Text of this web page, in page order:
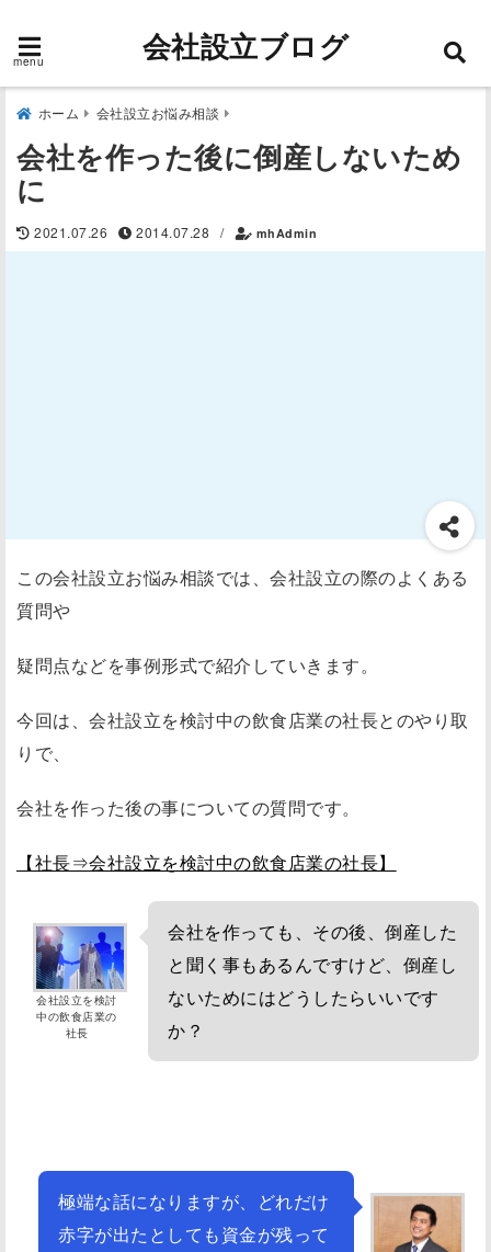
menu 会社設立ブログ
ホーム 会社設立お悩み相談
会社を作った後に倒産しないため
に
2021.07.26 2014.07.28 / mhAdmin
この会社設立お悩み相談では、会社設立の際のよくある
質問や
疑問点などを事例形式で紹介していきます。
今回は、会社設立を検討中の飲食店業の社長とのやり取
りで、
会社を作った後の事についての質問です。
【社長⇒会社設立を検討中の飲食店業の社長】
会社を作っても、その後、倒産した
と聞く事もあるんですけど、倒産し
ないためにはどうしたらいいです
か？
会社設立を検討
中の飲食店業の
社長
極端な話になりますが、どれだけ
赤字が出たとしても資金が残って